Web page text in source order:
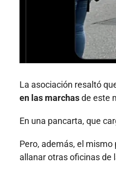
La asociación resaltó
en las marchasde este
En una pancarta, que
Pero, además, el
allanar otras oficinas de